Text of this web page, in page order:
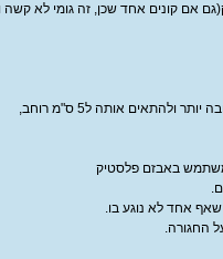
אם קונים אחד שכן, זה גומי לא
אותה ל5 ס"מ רוחב,
באבזם פלסטיק
אחד לא נוגע בו.
החגורה.